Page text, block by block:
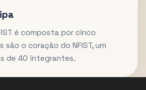
é composta por cinco
são o coração do NFIST, um
de 40 integrantes.